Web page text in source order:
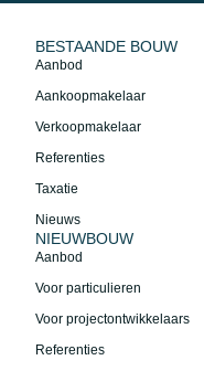
BESTAANDE BOUW
Aanbod
Aankoopmakelaar
Verkoopmakelaar
Referenties
Taxatie
Nieuws
NIEUWBOUW
Aanbod
Voor particulieren
Voor projectontwikkelaars
Referenties